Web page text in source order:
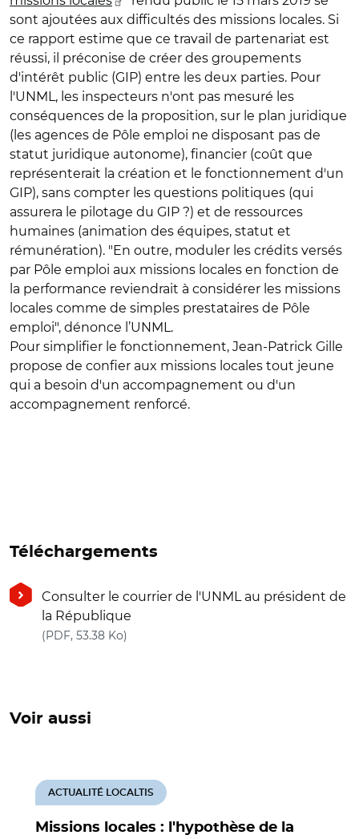
sont ajoutées aux difficultés des missions locales. Si
ce rapport estime que ce travail de partenariat est
réussi, il préconise de créer des groupements
d'intérêt public (GIP) entre les deux parties. Pour
l'UNML, les inspecteurs n'ont pas mesuré les
conséquences de la proposition, sur le plan juridique
(les agences de Pôle emploi ne disposant pas de
statut juridique autonome), financier (coût que
représenterait la création et le fonctionnement d'un
GIP), sans compter les questions politiques (qui
assurera le pilotage du GIP ?) et de ressources
humaines (animation des équipes, statut et
rémunération). "En outre, moduler les crédits versés
par Pôle emploi aux missions locales en fonction de
la performance reviendrait à considérer les missions
locales comme de simples prestataires de Pôle
emploi", dénonce l’UNML.
Pour simplifier le fonctionnement, Jean-Patrick Gille
propose de confier aux missions locales tout jeune
qui a besoin d'un accompagnement ou d'un
accompagnement renforcé.
Téléchargements
Consulter le courrier de l'UNML au président de
la République
(PDF, 53.38 Ko)
Voir aussi
Missions locales : l'hypothèse de la
ACTUALITÉ LOCALTIS